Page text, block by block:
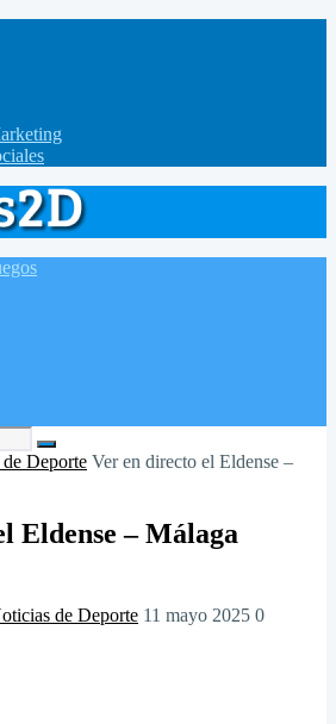
Deporte Ver en directo el Eldense –
Eldense – Málaga
de Deporte 11 mayo 2025 0